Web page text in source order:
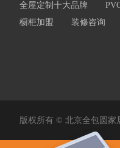
全屋定制十大品牌
橱柜加盟
装修咨询
版权所有 © 北京全包圆家